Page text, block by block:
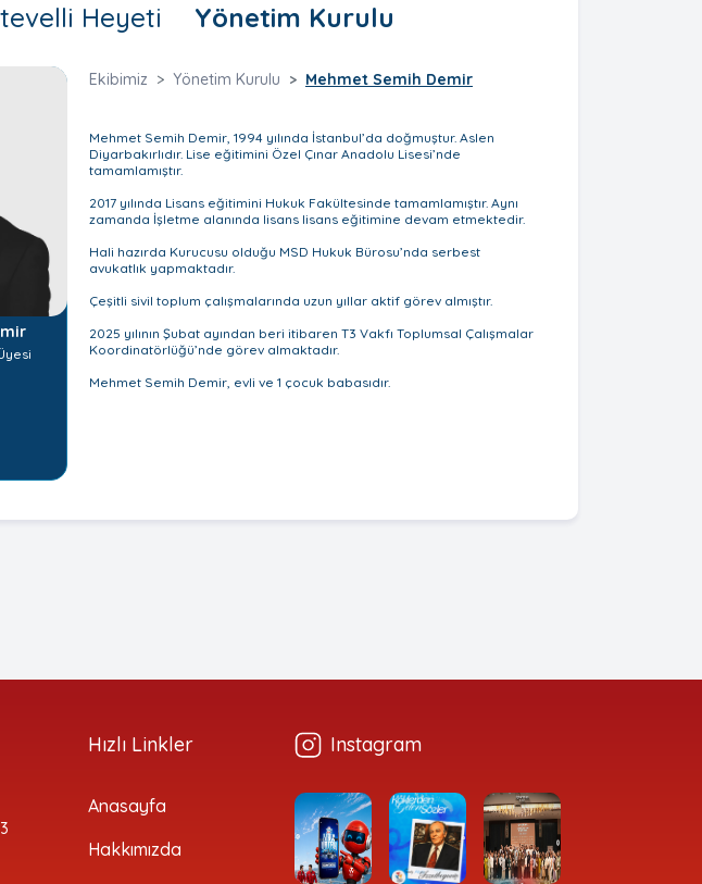
Heyeti Yönetim Kurulu
Ekibimiz Yönetim Kurulu Mehmet Semih Demir
Mehmet Semih Demir, 1994 yılında İstanbul’da doğmuştur. Aslen
Diyarbakırlıdır. Lise eğitimini Özel Çınar Anadolu Lisesi’nde
tamamlamıştır.
2017 yılında Lisans eğitimini Hukuk Fakültesinde tamamlamıştır. Aynı
zamanda İşletme alanında lisans lisans eğitimine devam etmektedir.
Hali hazırda Kurucusu olduğu MSD Hukuk Bürosu’nda serbest
avukatlık yapmaktadır.
Çeşitli sivil toplum çalışmalarında uzun yıllar aktif görev almıştır.
2025 yılının Şubat ayından beri itibaren T3 Vakfı Toplumsal Çalışmalar
Koordinatörlüğü’nde görev almaktadır.
Mehmet Semih Demir, evli ve 1 çocuk babasıdır.
Hızlı Linkler
Anasayfa
Hakkımızda
Instagram